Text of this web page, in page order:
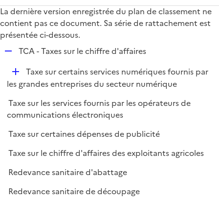
La dernière version enregistrée du plan de classement ne
contient pas ce document. Sa série de rattachement est
présentée ci-dessous.
p
l
e
r
TCA - Taxes sur le chiffre d'affaires
D
é
l
i
e
Taxe sur certains services numériques fournis par
les grandes entreprises du secteur numérique
Taxe sur les services fournis par les opérateurs de
communications électroniques
Taxe sur certaines dépenses de publicité
Taxe sur le chiffre d'affaires des exploitants agricoles
Redevance sanitaire d'abattage
Redevance sanitaire de découpage